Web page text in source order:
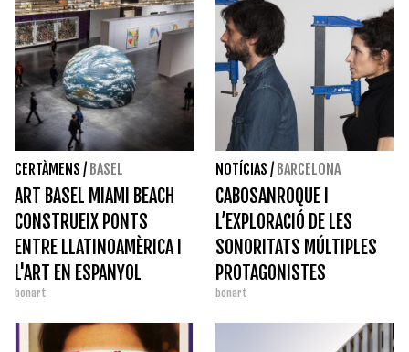
CERTÀMENS / BASEL
ART BASEL MIAMI BEACH
CONSTRUEIX PONTS
ENTRE LLATINOAMÈRICA I
L'ART EN ESPANYOL
bonart
NOTÍCIAS / BARCELONA
CABOSANROQUE I
L’EXPLORACIÓ DE LES
SONORITATS MÚLTIPLES
PROTAGONISTES
D'INCLASSIFICABLES
bonart